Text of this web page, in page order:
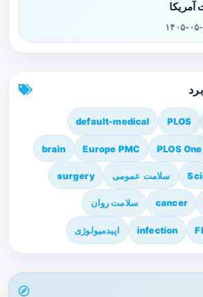
آمریکا
۰۵-۱۵
PLOS
default-medical
PLOS One
Europe PMC
brain
سلامت عمومی surgery
cancer سلامت روان
infection اپیدمیولوژی